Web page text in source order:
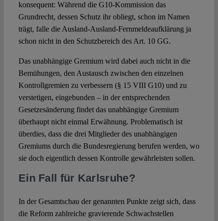
konsequent: Während die G10-Kommission das
Grundrecht, dessen Schutz ihr obliegt, schon im Namen
trägt, falle die Ausland-Ausland-Fernmeldeaufklärung ja
schon nicht in den Schutzbereich des Art. 10 GG.
Das unabhängige Gremium wird dabei auch nicht in die
Bemühungen, den Austausch zwischen den einzelnen
Kontrollgremien zu verbessern (§ 15 VIII G10) und zu
verstetigen, eingebunden – in der entsprechenden
Gesetzesänderung findet das unabhängige Gremium
überhaupt nicht einmal Erwähnung. Problematisch ist
überdies, dass die drei Mitglieder des unabhängigen
Gremiums durch die Bundesregierung berufen werden, wo
sie doch eigentlich dessen Kontrolle gewährleisten sollen.
Ein Fall für Karlsruhe?
In der Gesamtschau der genannten Punkte zeigt sich, dass
die Reform zahlreiche gravierende Schwachstellen